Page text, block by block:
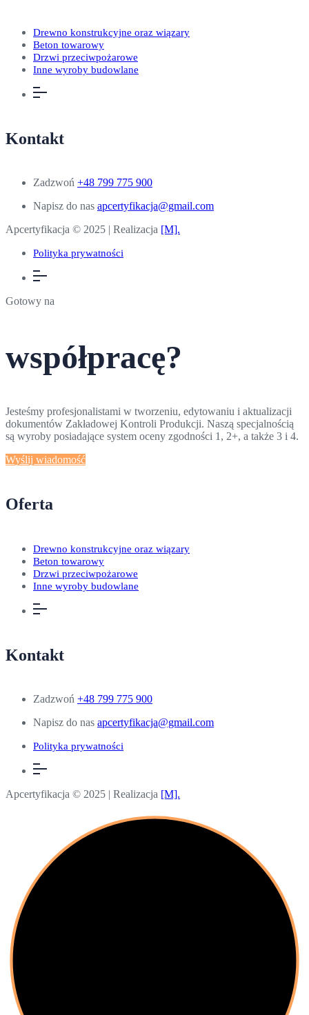
Drewno konstrukcyjne oraz wiązary
Beton towarowy
Drzwi przeciwpożarowe
Inne wyroby budowlane
Kontakt
Zadzwoń +48 799 775 900
Napisz do nas apcertyfikacja@gmail.com
Apcertyfikacja © 2025 | Realizacja [M].
Polityka prywatności
Gotowy na
współpracę?
Jesteśmy profesjonalistami w tworzeniu, edytowaniu i aktualizacji
dokumentów Zakładowej Kontroli Produkcji. Naszą specjalnością
są wyroby posiadające system oceny zgodności 1, 2+, a także 3 i 4.
Wyślij wiadomość
Oferta
Drewno konstrukcyjne oraz wiązary
Beton towarowy
Drzwi przeciwpożarowe
Inne wyroby budowlane
Kontakt
Zadzwoń +48 799 775 900
Napisz do nas apcertyfikacja@gmail.com
Polityka prywatności
Apcertyfikacja © 2025 | Realizacja [M].